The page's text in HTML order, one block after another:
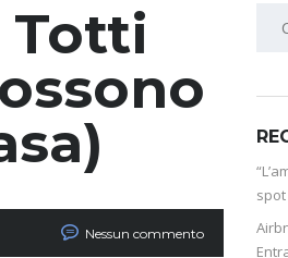
Totti
Nessun commento